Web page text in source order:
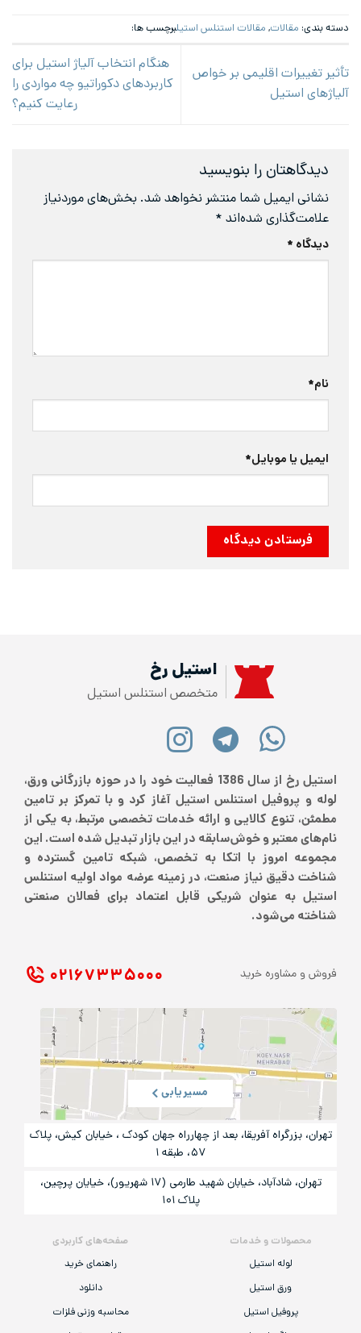
دسته بندی: مقالات, مقالات استنلس استیلبرچسب ها:
تأثیر تغییرات اقلیمی بر خواص
آلیاژهای استیل
هنگام انتخاب آلیاژ استیل برای
کاربردهای دکوراتیو چه مواردی را
رعایت کنیم؟
دیدگاهتان را بنویسید
نشانی ایمیل شما منتشر نخواهد شد. بخش‌های موردنیاز
علامت‌گذاری شده‌اند *
دیدگاه *
نام*
ایمیل یا موبایل*
استیل رخ
متخصص استنلس استیل
استیل رخ از سال 1386 فعالیت خود را در حوزه بازرگانی ورق،
لوله و پروفیل استنلس استیل آغاز کرد و با تمرکز بر تامین
مطمئن، تنوع کالایی و ارائه خدمات تخصصی مرتبط، به یکی از
نام‌های معتبر و خوش‌سابقه در این بازار تبدیل شده است. این
مجموعه امروز با اتکا به تخصص، شبکه تامین گسترده و
شناخت دقیق نیاز صنعت، در زمینه عرضه مواد اولیه استنلس
استیل به عنوان شریکی قابل اعتماد برای فعالان صنعتی
شناخته می‌شود.
محصولات و خدمات
لوله استیل
ورق استیل
پروفیل استیل
صفحه‌های کاربردی
راهنمای خرید
دانلود
محاسبه وزنی فلزات
فروش و مشاوره خرید ۰۲۱ ۶۷۳۳۵۰۰۰
مسیریابی
تهران، بزرگراه آفریقا، بعد از چهارراه جهان کودک ، خیابان کیش، پلاک
۵۷، طبقه ۱
تهران، شادآباد، خیابان شهید طارمی (۱۷ شهریور)، خیایان پرچین،
پلاک ۱۰۱